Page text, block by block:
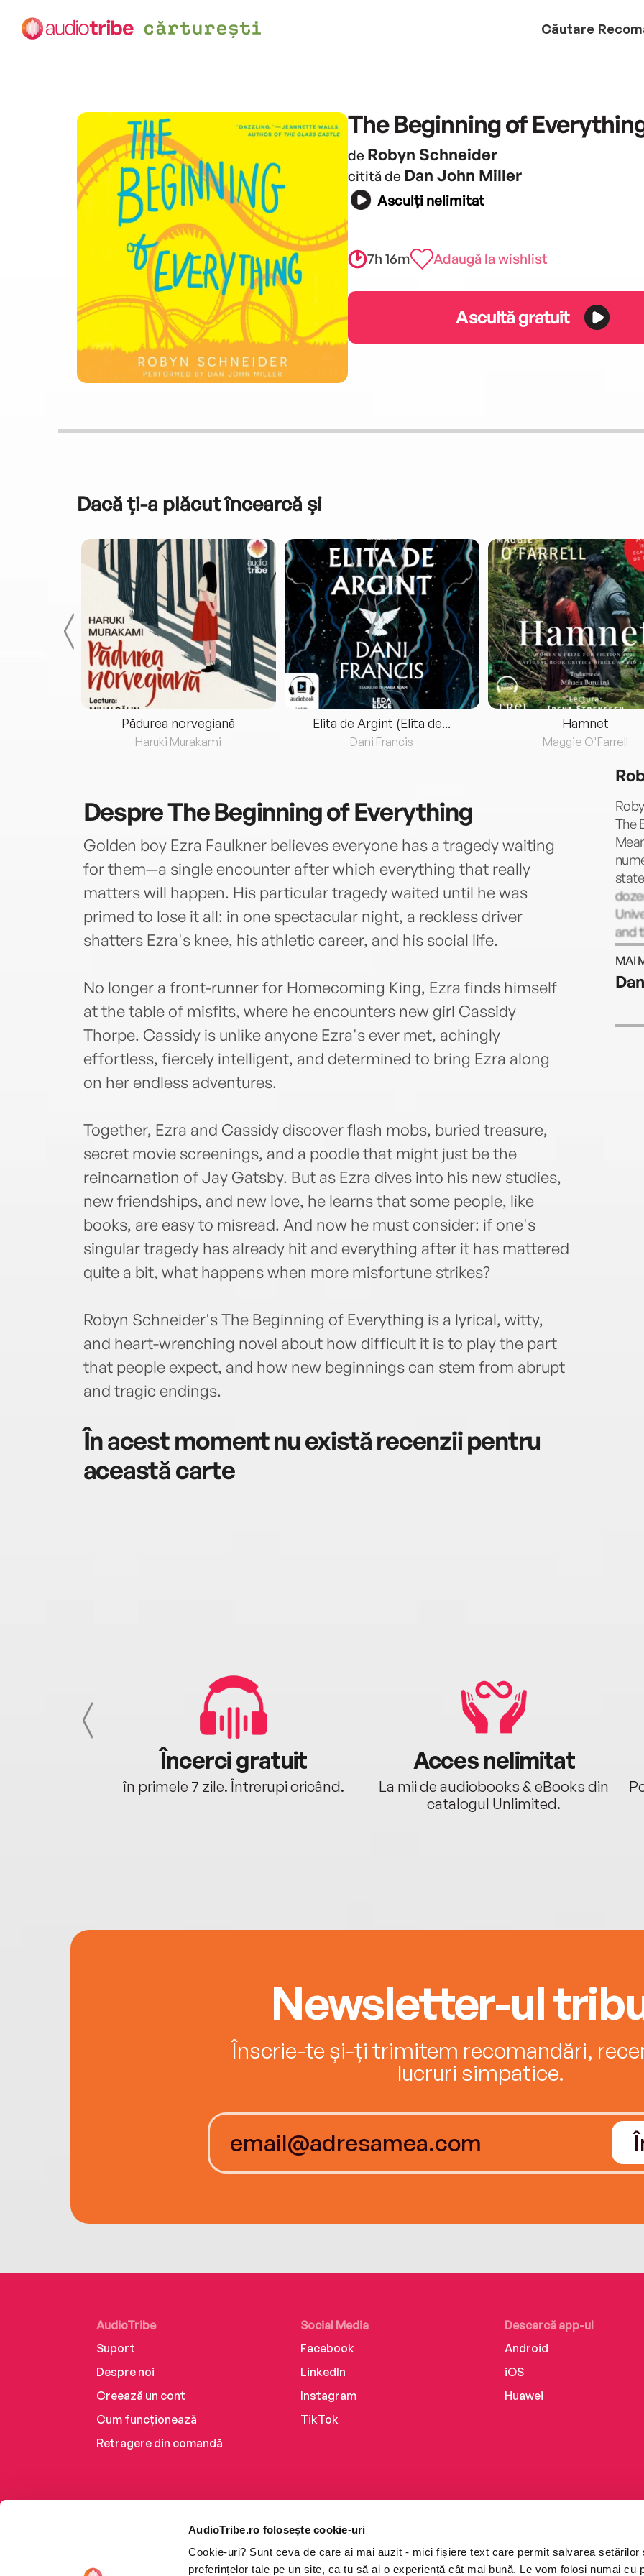
AudioTribe.ro folosește cookie-uri
Cookie-uri? Sunt ceva de care ai mai auzit - mici fișiere text care permit salvarea setărilor
preferințelor tale pe un site, ca tu să ai o experiență cât mai bună. Le vom folosi numai cu
Căutare
The Beginning of
de Robyn Schneider
citită de Dan John Miller
Asculți nelimitat
7h 16m Adaugă la wishlist
Ascultă gratuit
Dacă ți-a plăcut încearcă și
Pădurea norvegiană
Haruki Murakami
Elita de Argint (Elita de...
Dani Francis
Hamnet
Maggie O'Farrell
DespreThe Beginning of Everything
Golden boy Ezra Faulkner believes everyone has a tragedy waiting
for them—a single encounter after which everything that really
matters will happen. His particular tragedy waited until he was
primed to lose it all: in one spectacular night, a reckless driver
shatters Ezra's knee, his athletic career, and his social life.
No longer a front-runner for Homecoming King, Ezra finds himself
at the table of misfits, where he encounters new girl Cassidy
Thorpe. Cassidy is unlike anyone Ezra's ever met, achingly
effortless, fiercely intelligent, and determined to bring Ezra along
on her endless adventures.
Together, Ezra and Cassidy discover flash mobs, buried treasure,
secret movie screenings, and a poodle that might just be the
reincarnation of Jay Gatsby. But as Ezra dives into his new studies,
new friendships, and new love, he learns that some people, like
books, are easy to misread. And now he must consider: if one's
singular tragedy has already hit and everything after it has mattered
quite a bit, what happens when more misfortune strikes?
Robyn Schneider's The Beginning of Everything is a lyrical, witty,
and heart-wrenching novel about how difficult it is to play the part
that people expect, and how new beginnings can stem from abrupt
and tragic endings.
În acest moment nu există recenzii pentru
această carte
The
and
of
but
MAI
Încerci gratuit
în primele 7 zile. Întrerupi oricând.
Acces nelimitat
La mii de audiobooks & eBooks din
catalogul Unlimited.
Newsletter-ul
Înscrie-te și-ți trimitem recomandări,
lucruri simpatice.
AudioTribe
Suport
Despre noi
Creează un cont
Cum funcționează
Retragere din comandă
Social Media
Facebook
LinkedIn
Instagram
TikTok
Descarcă app-ul
Android
iOS
Huawei